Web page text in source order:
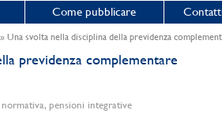
Come pubblicare
Una svolta nella disciplina della previdenza
previdenza complementare
pensioni integrative